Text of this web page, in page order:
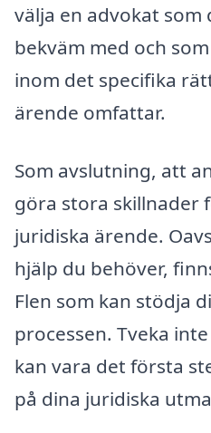
välja en advokat som
bekväm med och
inom det specifika
ärende omfattar.
Som avslutning, att
göra stora skillnader
juridiska ärende.
hjälp du behöver,
Flen som kan stödja
processen. Tveka
kan vara det första
på dina juridiska